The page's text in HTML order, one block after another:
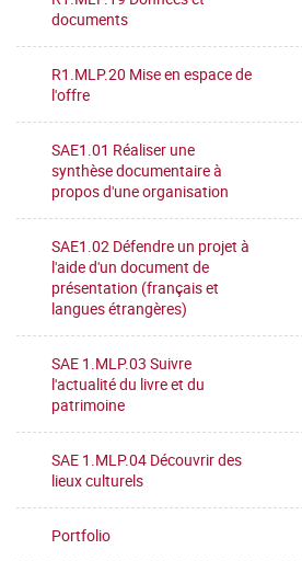
documents
R1.MLP.20 Mise en espace de
l'offre
SAE1.01 Réaliser une
synthèse documentaire à
propos d'une organisation
SAE1.02 Défendre un projet à
l'aide d'un document de
présentation (français et
langues étrangères)
SAE 1.MLP.03 Suivre
l'actualité du livre et du
patrimoine
SAE 1.MLP.04 Découvrir des
lieux culturels
Portfolio